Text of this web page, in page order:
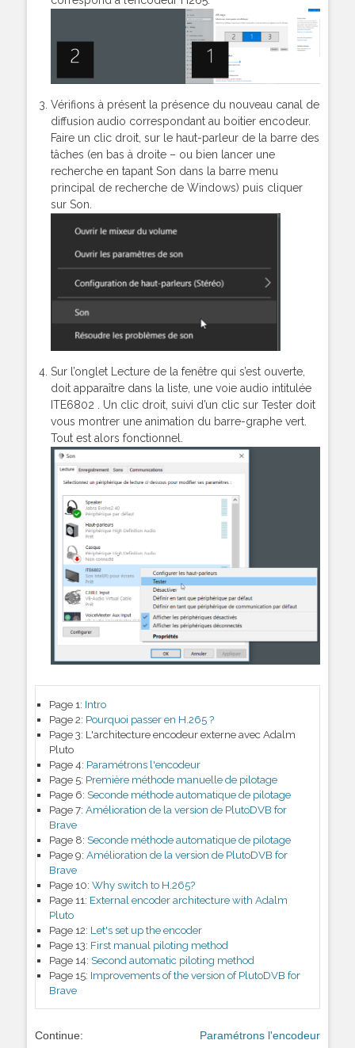
Vérifions à présent la présence du nouveau canal de
diffusion audio correspondant au boitier encodeur.
Faire un clic droit, sur le haut-parleur de la barre des
tâches (en bas à droite – ou bien lancer une
recherche en tapant Son dans la barre menu
principal de recherche de Windows) puis cliquer
sur Son.
Sur l’onglet Lecture de la fenêtre qui s’est ouverte,
doit apparaître dans la liste, une voie audio intitulée
ITE6802 . Un clic droit, suivi d’un clic sur Tester doit
vous montrer une animation du barre-graphe vert.
Tout est alors fonctionnel.
Page 1: Intro
Page 2: Pourquoi passer en H.265 ?
Page 3: L'architecture encodeur externe avec Adalm
Pluto
Page 4: Paramétrons l'encodeur
Page 5: Première méthode manuelle de pilotage
Page 6: Seconde méthode automatique de pilotage
Page 7: Amélioration de la version de PlutoDVB for
Brave
Page 8: Seconde méthode automatique de pilotage
Page 9: Amélioration de la version de PlutoDVB for
Brave
Page 10: Why switch to H.265?
Page 11: External encoder architecture with Adalm
Pluto
Page 12: Let's set up the encoder
Page 13: First manual piloting method
Page 14: Second automatic piloting method
Page 15: Improvements of the version of PlutoDVB for
Brave
Continue: Paramétrons l'encodeur